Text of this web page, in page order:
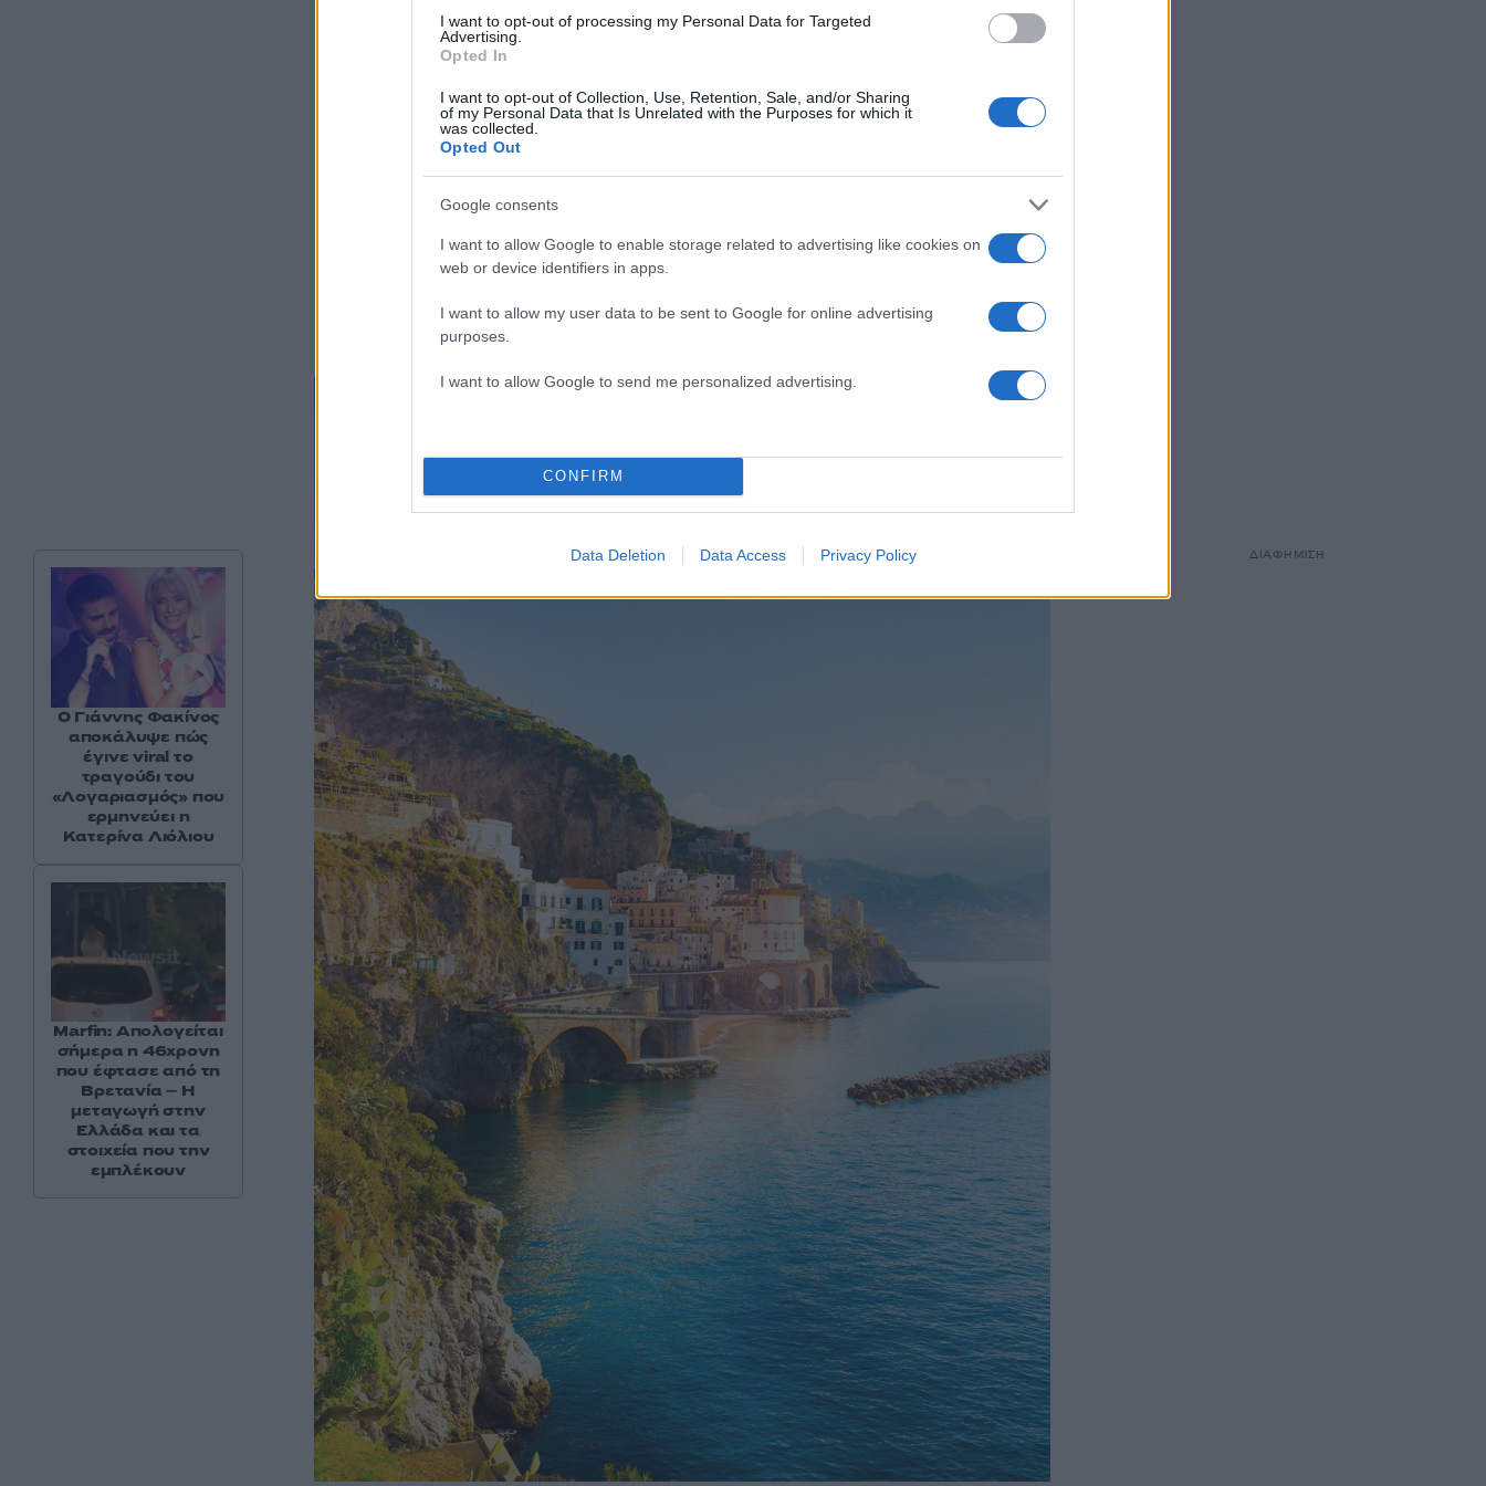
I want to opt-out of processing my Personal Data for Targeted
Advertising.
Opted In
I want to opt-out of Collection, Use, Retention, Sale, and/or Sharing
of my Personal Data that Is Unrelated with the Purposes for which it
was collected.
Opted Out
Google consents
I want to allow Google to enable storage related to advertising like cookies on
web or device identifiers in apps.
I want to allow my user data to be sent to Google for online advertising
purposes.
I want to allow Google to send me personalized advertising.
CONFIRM
Data Deletion Data Access Privacy Policy
Ο Γιάννης Φακίνος
αποκάλυψε πώς
έγινε viral το
τραγούδι του
«Λογαριασμός» που
ερμηνεύει η
Κατερίνα Λιόλιου
Marfin: Απολογείται
σήμερα η 46χρονη
που έφτασε από τη
Βρετανία – Η
μεταγωγή στην
Ελλάδα και τα
στοιχεία που την
εμπλέκουν
ΔΙΑΦΗΜΙΣΗ